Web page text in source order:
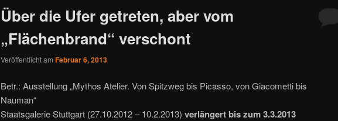
Über die Ufer getreten, aber vom
„Flächenbrand“ verschont
Veröffentlicht am Februar 6, 2013
Betr.: Ausstellung „Mythos Atelier. Von Spitzweg bis Picasso, von Giacometti bis
Nauman“
Staatsgalerie Stuttgart (27.10.2012 – 10.2.2013) verlängert bis zum 3.3.2013